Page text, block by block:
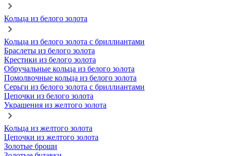
Кольца из белого золота
Кольца из белого золота с бриллиантами
Браслеты из белого золота
Крестики из белого золота
Обручальные кольца из белого золота
Помолвочные кольца из белого золота
Серьги из белого золота с бриллиантами
Цепочки из белого золота
Украшения из желтого золота
Кольца из желтого золота
Цепочки из желтого золота
Золотые броши